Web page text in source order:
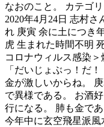
なおのこと。 カテゴリ
2020年4月24日 志村さ
れ 庚寅 余に土につき
虎 生まれた時間不明
コロナウィルス感染
「だいじょぶっ！だ
金が激しいからね。
で異様である。 お酒
行になる。 肺も金で
今年中に玄空飛星派